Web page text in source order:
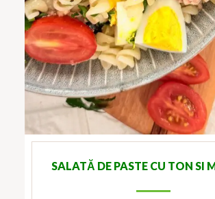
SALATĂ DE PASTE CU TON SI